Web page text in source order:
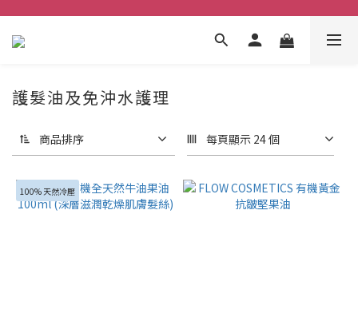
護髮油及免沖水護理
商品排序 每頁顯示 24 個
100% 天然冷壓